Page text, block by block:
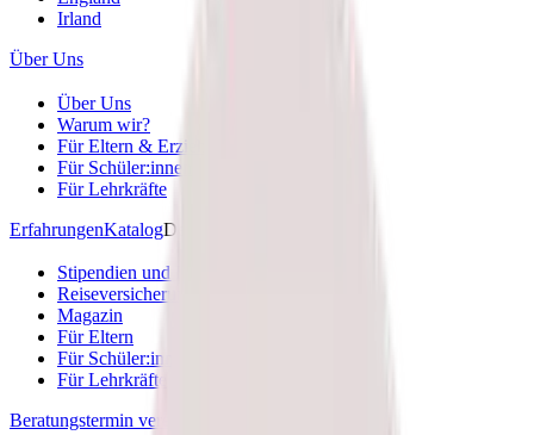
Irland
Über Uns
Über Uns
Warum wir?
Für Eltern & Erziehungsberechtigte
Für Schüler:innen
Für Lehrkräfte
ErfahrungenKatalogDetailinfos
Stipendien und Finanzierung
Reiseversicherung
Magazin
Für Eltern
Für Schüler:innen
Für Lehrkräfte
Beratungstermin vereinbaren